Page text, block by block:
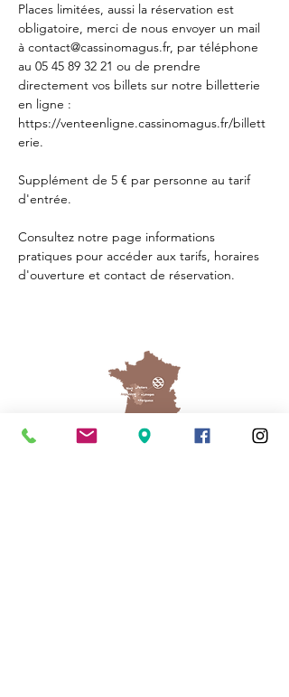
Places limitées, aussi la réservation est
obligatoire, merci de nous envoyer un mail
à contact@cassinomagus.fr, par téléphone
au 05 45 89 32 21 ou de prendre
directement vos billets sur notre billetterie
en ligne :
https://venteenligne.cassinomagus.fr/billett
erie.
Supplément de 5 € par personne au tarif
d'entrée.
Consultez notre page informations
pratiques pour accéder aux tarifs, horaires
d'ouverture et contact de réservation.